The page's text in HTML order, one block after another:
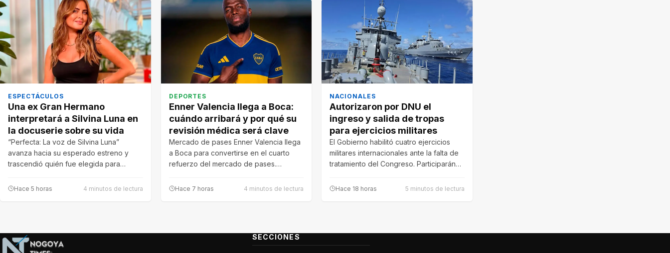
ESPECTÁCULOS
Una ex Gran Hermano
interpretará a Silvina Luna en
la docuserie sobre su vida
“Perfecta: La voz de Silvina Luna”
avanza hacia su esperado estreno y
trascendió quién fue elegida para
Hace 5 horas 4 minutos de lectura
DEPORTES
Enner Valencia llega a Boca:
cuándo arribará y por qué su
revisión médica será clave
Mercado de pases Enner Valencia llega
a Boca para convertirse en el cuarto
refuerzo del mercado de pases.…
Hace 7 horas 4 minutos de lectura
NACIONALES
Autorizaron por DNU el
ingreso y salida de tropas
para ejercicios militares
El Gobierno habilitó cuatro ejercicios
militares internacionales ante la falta de
tratamiento del Congreso. Participarán
Hace 18 horas 5 minutos de lectura
SECCIONES